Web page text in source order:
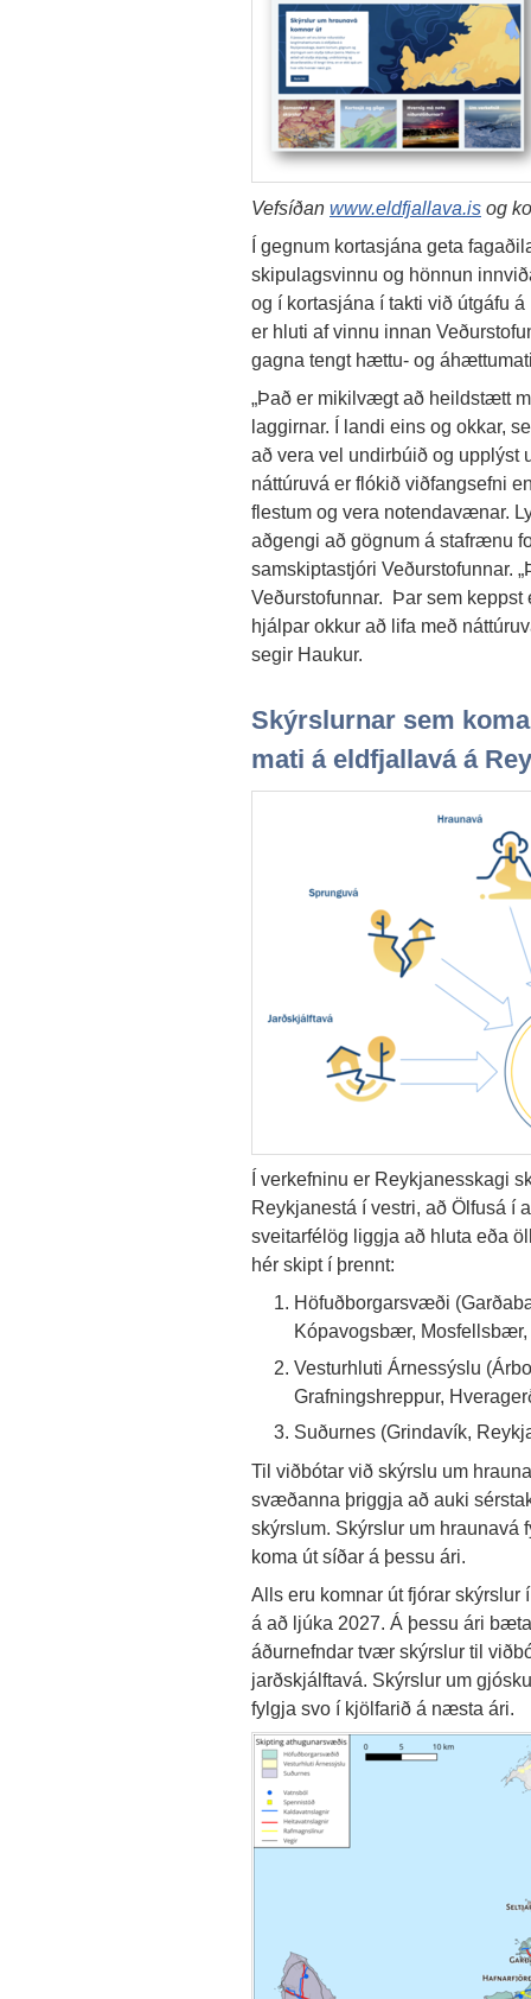
Vefsíðan www.eldfjallava.is og
Í gegnum kortasjána geta
skipulagsvinnu og hönnun
og í kortasjána í takti við útgáfu
er hluti af vinnu innan
gagna tengt hættu- og
„Það er mikilvægt að heildstætt
laggirnar. Í landi eins og okkar,
að vera vel undirbúið og upplýst
náttúruvá er flókið viðfangsefni
flestum og vera notendavænar.
aðgengi að gögnum á stafrænu
samskiptastjóri Veðurstofunnar.
Veðurstofunnar. Þar sem
hjálpar okkur að lifa með
segir Haukur.
Skýrslurnar sem
mati á eldfjallavá á
Í verkefninu er Reykjanesskagi
Reykjanestá í vestri, að Ölfusá í
sveitarfélög liggja að hluta eða
hér skipt í þrennt:
Höfuðborgarsvæði
Kópavogsbær,
Vesturhluti Árnessýslu
Grafningshreppur,
Suðurnes (Grindavík,
Til viðbótar við skýrslu um
svæðanna þriggja að auki
skýrslum. Skýrslur um hraunavá
koma út síðar á þessu ári.
Alls eru komnar út fjórar skýrslur
á að ljúka 2027. Á þessu ári
áðurnefndar tvær skýrslur til
jarðskjálftavá. Skýrslur um
fylgja svo í kjölfarið á næsta ári.